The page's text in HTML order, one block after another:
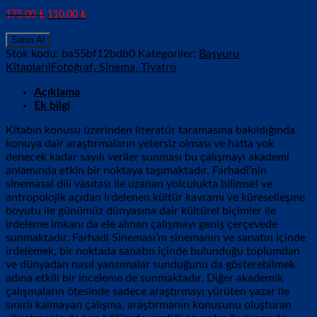
175.00₺ 110.00 ₺
Satın Al
Stok kodu: ba55bf12bdb0 Kategoriler: Başvuru
Kitapları|Fotoğraf, Sinema, Tiyatro
Açıklama
Ek bilgi
Kitabın konusu üzerinden literatür taramasına bakıldığında
konuya dair araştırmaların yetersiz olması ve hatta yok
denecek kadar sayılı veriler sunması bu çalışmayı akademi
anlamında etkin bir noktaya taşımaktadır. Farhadi’nin
sinemasal dili vasıtası ile uzanan yolculukta bilimsel ve
antropolojik açıdan irdelenen kültür kavramı ve küreselleşme
boyutu ile günümüz dünyasına dair kültürel biçimler ile
irdeleme imkanı da ele alınan çalışmayı geniş çerçevede
sunmaktadır. Farhadi Sineması’nı sinemanın ve sanatın içinde
irdelemek, bir noktada sanatın içinde bulunduğu toplumdan
ve dünyadan nasıl yansımalar sunduğunu da gösterebilmek
adına etkili bir inceleme de sunmaktadır. Diğer akademik
çalışmaların ötesinde sadece araştırmayı yürüten yazar ile
sınırlı kalmayan çalışma, araştırmanın konusunu oluşturan